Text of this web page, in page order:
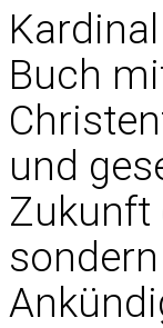
Buch
und
Zukunft